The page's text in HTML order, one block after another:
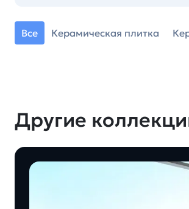
Все Керамическая плитка
Другие